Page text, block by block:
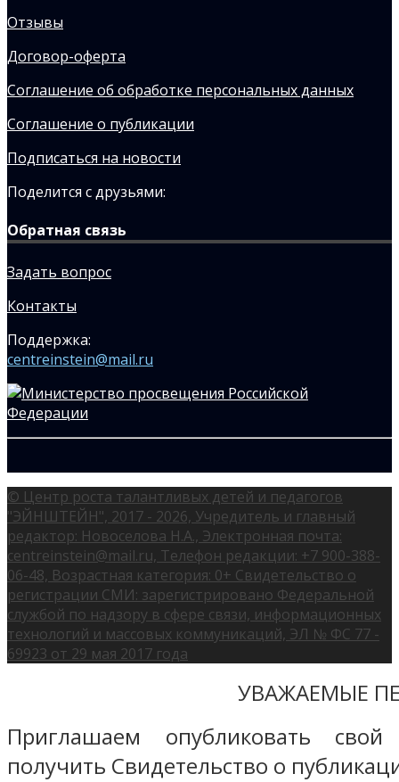
Отзывы
Договор-оферта
Соглашение об обработке персональных данных
Соглашение о публикации
Подписаться на новости
Поделится с друзьями:
Обратная связь
Задать вопрос
Контакты
Поддержка:
centreinstein@mail.ru
© Центр роста талантливых детей и педагогов
"ЭЙНШТЕЙН", 2017 - 2026, Учредитель и главный
редактор: Новоселова Н.А., Электронная почта:
centreinstein@mail.ru, Телефон редакции: +7 900-388-
06-48, Возрастная категория: 0+ Свидетельство о
регистрации СМИ: зарегистрировано Федеральной
службой по надзору в сфере связи, информационных
технологий и массовых коммуникаций, ЭЛ № ФС 77 -
69923 от 29 мая 2017 года
УВАЖАЕМЫЕ
Приглашаем опубликовать
получить Свидетельство о